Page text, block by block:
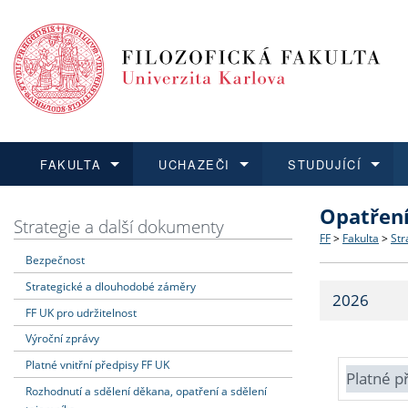
FAKULTA
Dozvědět se více
Struktura
Strategie
Fakultní
UCHAZEČI
Podat přihlášku
Co
Učitelské
STUDUJÍCÍ
Dozvědět se více
Dozvědět se více
O vědě a
Dozvědět se více
Aktuální
Strategie a další dokumenty
Bezpečnost
Strategické a dlouhodobé záměry
FF UK pro udržitelnost
Výroční zprávy
Platné vnitřní předpisy FF UK
Rozhodnutí a sdělení děkana, opatření a sdělení
FF > Fakulta >
2026
Platné